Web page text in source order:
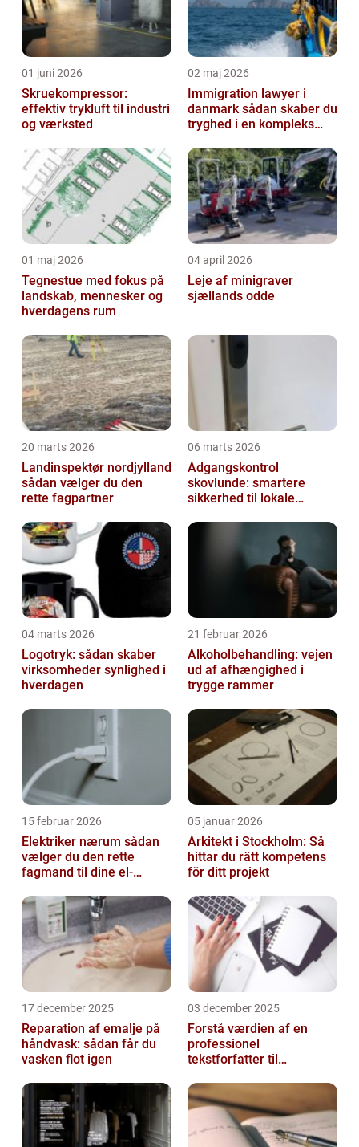
01 juni 2026
Skruekompressor:
effektiv trykluft til industri
og værksted
02 maj 2026
Immigration lawyer i
danmark sådan skaber du
tryghed i en kompleks
01 maj 2026
Tegnestue med fokus på
landskab, mennesker og
hverdagens rum
04 april 2026
Leje af minigraver
sjællands odde
20 marts 2026
Landinspektør nordjylland
sådan vælger du den
rette fagpartner
06 marts 2026
Adgangskontrol
skovlunde: smartere
sikkerhed til lokale
04 marts 2026
Logotryk: sådan skaber
virksomheder synlighed i
hverdagen
21 februar 2026
Alkoholbehandling: vejen
ud af afhængighed i
trygge rammer
15 februar 2026
Elektriker nærum sådan
vælger du den rette
fagmand til dine el-
05 januar 2026
Arkitekt i Stockholm: Så
hittar du rätt kompetens
för ditt projekt
17 december 2025
Reparation af emalje på
håndvask: sådan får du
vasken flot igen
03 december 2025
Forstå værdien af en
professionel
tekstforfatter til